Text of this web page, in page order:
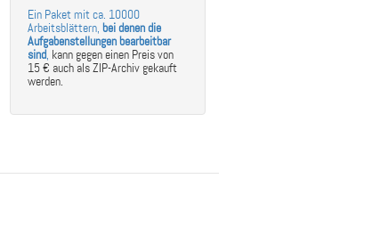
Ein Paket mit ca. 10000
Arbeitsblättern, bei denen die
Aufgabenstellungen bearbeitbar
sind, kann gegen einen Preis von
15 € auch als ZIP-Archiv gekauft
werden.